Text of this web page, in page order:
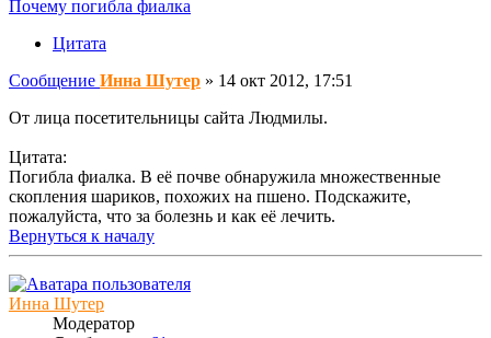
Почему погибла фиалка
Цитата
Сообщение Инна Шутер » 14 окт 2012, 17:51
От лица посетительницы сайта Людмилы.
Цитата:
Погибла фиалка. В её почве обнаружила множественные
скопления шариков, похожих на пшено. Подскажите,
пожалуйста, что за болезнь и как её лечить.
Вернуться к началу
Инна Шутер
Модератор